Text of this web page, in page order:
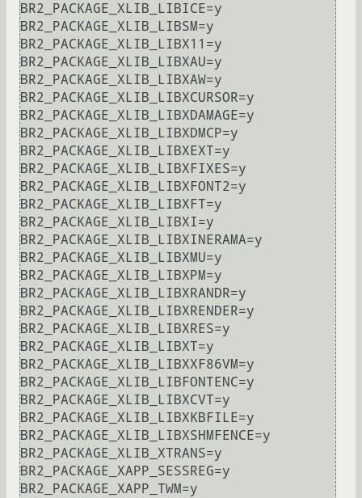
BR2_PACKAGE_XLIB_LIBICE=y
BR2_PACKAGE_XLIB_LIBSM=y
BR2_PACKAGE_XLIB_LIBX11=y
BR2_PACKAGE_XLIB_LIBXAU=y
BR2_PACKAGE_XLIB_LIBXAW=y
BR2_PACKAGE_XLIB_LIBXCURSOR=y
BR2_PACKAGE_XLIB_LIBXDAMAGE=y
BR2_PACKAGE_XLIB_LIBXDMCP=y
BR2_PACKAGE_XLIB_LIBXEXT=y
BR2_PACKAGE_XLIB_LIBXFIXES=y
BR2_PACKAGE_XLIB_LIBXFONT2=y
BR2_PACKAGE_XLIB_LIBXFT=y
BR2_PACKAGE_XLIB_LIBXI=y
BR2_PACKAGE_XLIB_LIBXINERAMA=y
BR2_PACKAGE_XLIB_LIBXMU=y
BR2_PACKAGE_XLIB_LIBXPM=y
BR2_PACKAGE_XLIB_LIBXRANDR=y
BR2_PACKAGE_XLIB_LIBXRENDER=y
BR2_PACKAGE_XLIB_LIBXRES=y
BR2_PACKAGE_XLIB_LIBXT=y
BR2_PACKAGE_XLIB_LIBXXF86VM=y
BR2_PACKAGE_XLIB_LIBFONTENC=y
BR2_PACKAGE_XLIB_LIBXCVT=y
BR2_PACKAGE_XLIB_LIBXKBFILE=y
BR2_PACKAGE_XLIB_LIBXSHMFENCE=y
BR2_PACKAGE_XLIB_XTRANS=y
BR2_PACKAGE_XAPP_SESSREG=y
BR2_PACKAGE_XAPP_TWM=y